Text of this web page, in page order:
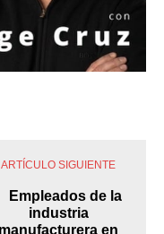
ARTÍCULO SIGUIENTE